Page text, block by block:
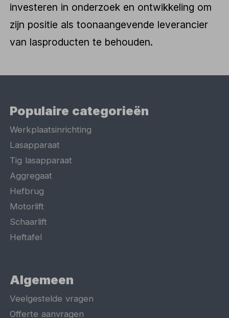
investeren in onderzoek en ontwikkeling om
zijn positie als toonaangevende leverancier
van lasproducten te behouden.
Populaire categorieën
Werkplaatsinrichting
Lasapparaat
Tig lasapparaat
Aggregaat
Hefbrug
Motorlift
Schaarlift
Heftafel
Algemeen
Veelgestelde vragen
Offerte aanvragen